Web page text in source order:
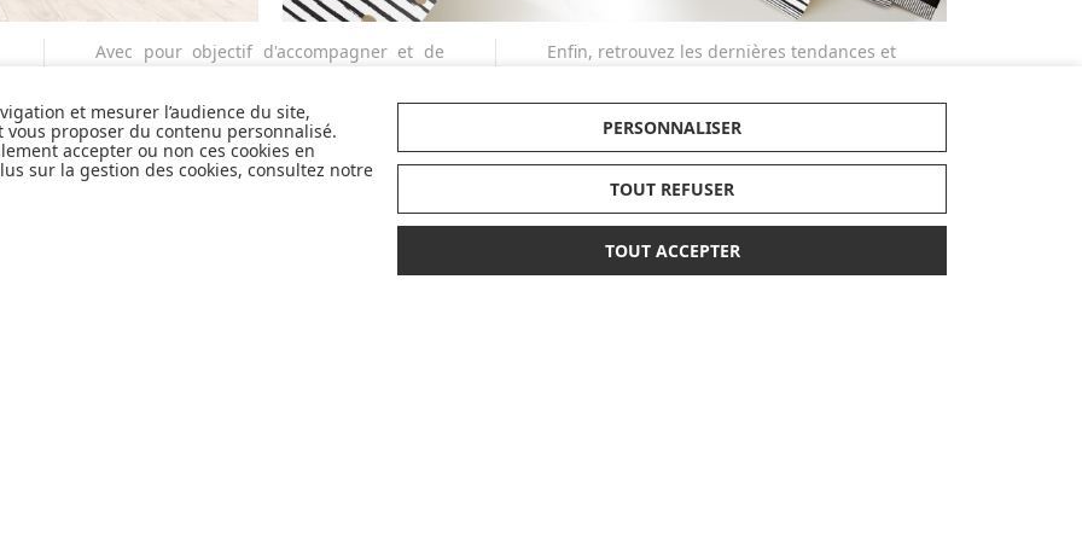
Avec pour objectif d'accompagner et de
parents, nous sélectionnons avec exigence
et qualité pour vous en permanence les
plus belles marques de la puériculture. Et
nous sommes fiers de vous proposer
sélectives et innovantes telles que Cybex,
Enfin, retrouvez les dernières tendances et
bénéficiez de nos conseils d'experts
tendance et pratique et parcourez nos
guides d'achats et comparatifs produits
actualisés dans notre magazine dédié.
Made in Bébé propose des services
différenciants et personnalisés comme la
broderie ou la gravure des produits ou
bien la possibilité de créer des listes de
et mesurer l’audience du site,
vous proposer du contenu personnalisé.
accepter ou non ces cookies en
sur la gestion des cookies, consultez notre
PERSONNALISER
TOUT REFUSER
TOUT ACCEPTER